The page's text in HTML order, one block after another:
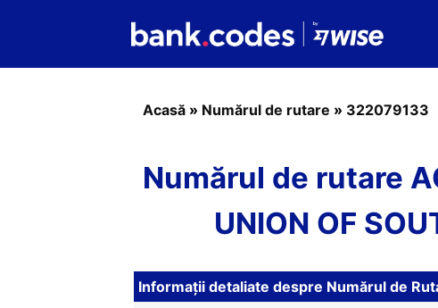
Acasă » Numărul de rutare » 322079133
Numărul de rutare
UNION OF
Informații detaliate despre Numărul de